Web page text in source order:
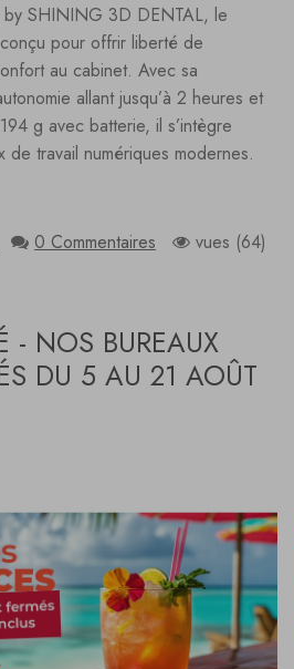
by SHINING 3D DENTAL, le
pour offrir liberté de
au cabinet. Avec sa
allant jusqu’à 2 heures et
g avec batterie, il s’intègre
de travail numériques modernes.
0 Commentaires vues (64)
- NOS BUREAUX
DU 5 AU 21 AOÛT